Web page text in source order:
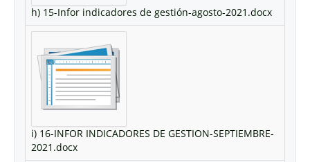
h) 15-Infor indicadores de gestión-agosto-2021.docx
i) 16-INFOR INDICADORES DE GESTION-SEPTIEMBRE-
2021.docx